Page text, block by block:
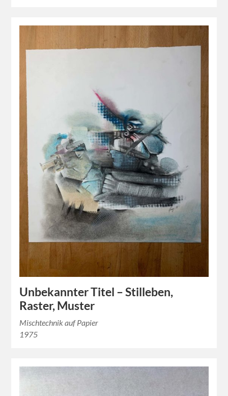
Unbekannter Titel – Stilleben,
Raster, Muster
Mischtechnik auf Papier
1975